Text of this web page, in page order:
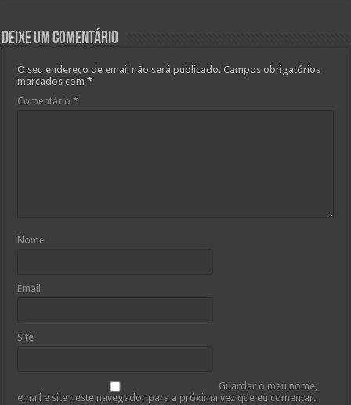
Deixe um comentário
O seu endereço de email não será publicado. Campos obrigatórios
marcados com*
Comentário*
Nome
Email
Site
Guardar o meu nome,
email e site neste navegador para a próxima vez que eu comentar.